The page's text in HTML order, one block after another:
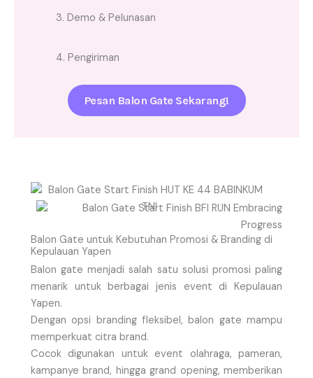
3. Demo & Pelunasan
4. Pengiriman
Pesan Balon Gate Sekarang!
Balon Gate untuk Kebutuhan Promosi & Branding di
Kepulauan Yapen
Balon gate menjadi salah satu solusi promosi paling
menarik untuk berbagai jenis event di Kepulauan
Yapen.
Dengan opsi branding fleksibel, balon gate mampu
memperkuat citra brand.
Cocok digunakan untuk event olahraga, pameran,
kampanye brand, hingga grand opening, memberikan